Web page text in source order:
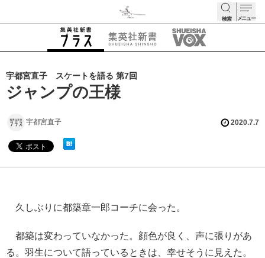
検索 メニュー
宇都宮直子 スケートを語る 第7回
ジャンプの王様
宇都宮直子 2020.7.7
久しぶりに都築章一郎コーチに会った。
都築は変わっていなかった。顔色が良く、声に張りがあ
る。羽生について語っているときは、幸せそうに見えた。